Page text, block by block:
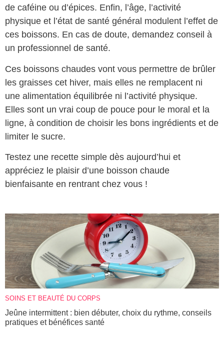
de caféine ou d’épices. Enfin, l’âge, l’activité
physique et l’état de santé général modulent l’effet de
ces boissons. En cas de doute, demandez conseil à
un professionnel de santé.
Ces boissons chaudes vont vous permettre de brûler
les graisses cet hiver, mais elles ne remplacent ni
une alimentation équilibrée ni l’activité physique.
Elles sont un vrai coup de pouce pour le moral et la
ligne, à condition de choisir les bons ingrédients et de
limiter le sucre.
Testez une recette simple dès aujourd’hui et
appréciez le plaisir d’une boisson chaude
bienfaisante en rentrant chez vous !
SOINS ET BEAUTÉ DU CORPS
Jeûne intermittent : bien débuter, choix du rythme, conseils
pratiques et bénéfices santé